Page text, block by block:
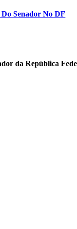
Senador No DF
da República